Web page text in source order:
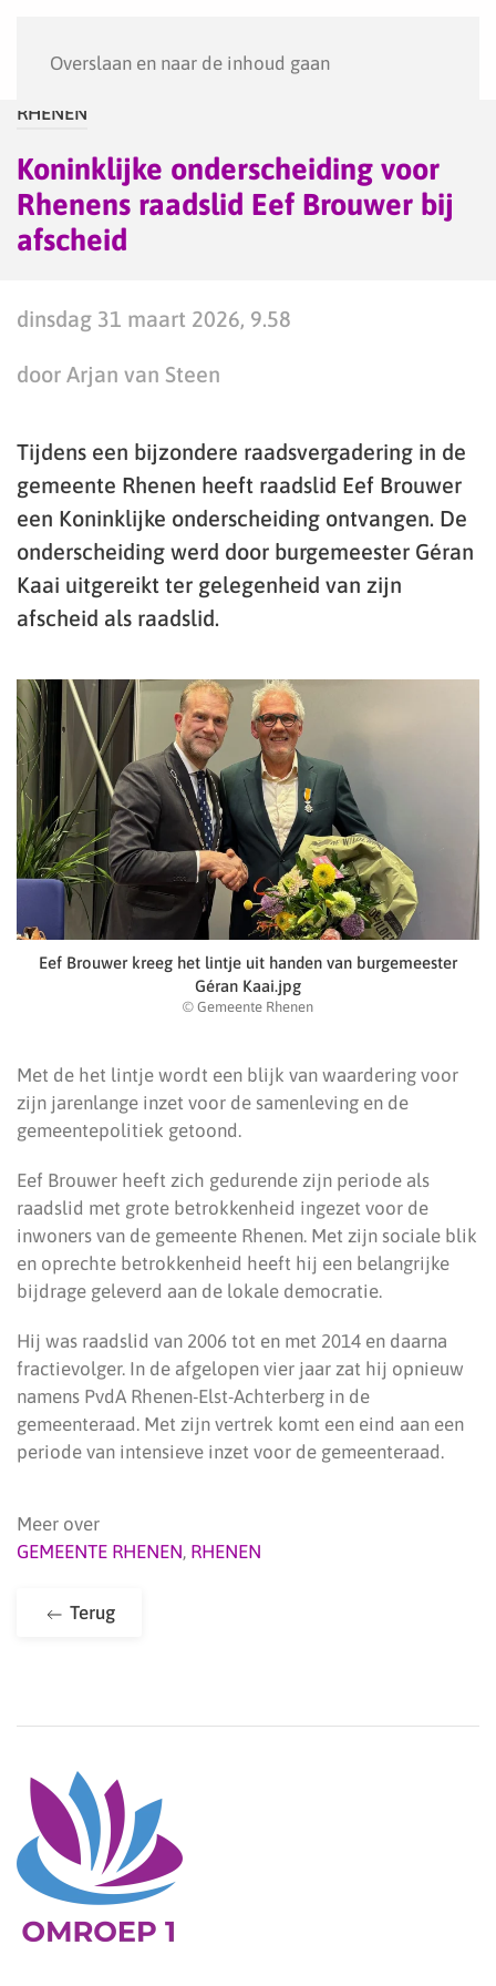
Overslaan en naar de inhoud gaan
RHENEN
Koninklijke onderscheiding voor
Rhenens raadslid Eef Brouwer bij
afscheid
dinsdag 31 maart 2026, 9.58
door Arjan van Steen
Tijdens een bijzondere raadsvergadering in de
gemeente Rhenen heeft raadslid Eef Brouwer
een Koninklijke onderscheiding ontvangen. De
onderscheiding werd door burgemeester Géran
Kaai uitgereikt ter gelegenheid van zijn
afscheid als raadslid.
Eef Brouwer kreeg het lintje uit handen van burgemeester
Géran Kaai.jpg
© Gemeente Rhenen
Met de het lintje wordt een blijk van waardering voor
zijn jarenlange inzet voor de samenleving en de
gemeentepolitiek getoond.
Eef Brouwer heeft zich gedurende zijn periode als
raadslid met grote betrokkenheid ingezet voor de
inwoners van de gemeente Rhenen. Met zijn sociale blik
en oprechte betrokkenheid heeft hij een belangrijke
bijdrage geleverd aan de lokale democratie.
Hij was raadslid van 2006 tot en met 2014 en daarna
fractievolger. In de afgelopen vier jaar zat hij opnieuw
namens PvdA Rhenen-Elst-Achterberg in de
gemeenteraad. Met zijn vertrek komt een eind aan een
periode van intensieve inzet voor de gemeenteraad.
Meer over
GEMEENTE RHENEN, RHENEN
Terug